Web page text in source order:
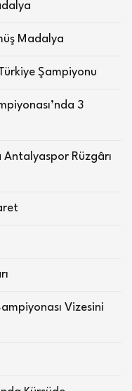
Madalya
Şampiyonu
3
Antalyaspor Rüzgârı
Vizesini